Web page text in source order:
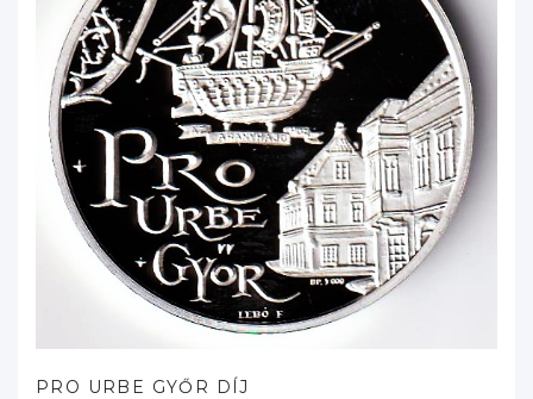
PRO URBE GYŐR DÍJ